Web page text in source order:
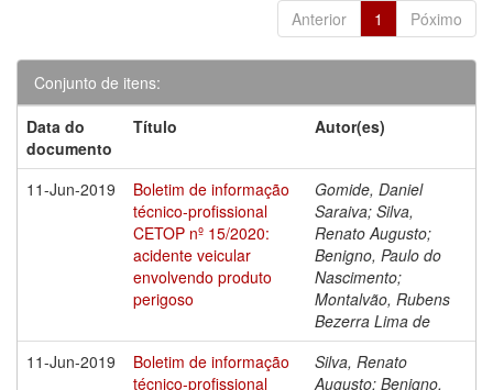
Anterior 1 Póximo
Conjunto de itens:
Data do
documento
Título Autor(es)
11-Jun-2019
Boletim de informação
técnico-profissional
CETOP nº 15/2020:
acidente veicular
envolvendo produto
perigoso
Gomide, Daniel
Saraiva; Silva,
Renato Augusto;
Benigno, Paulo do
Nascimento;
Montalvão, Rubens
Bezerra Lima de
11-Jun-2019
Boletim de informação
técnico-profissional
Silva, Renato
Augusto; Benigno,